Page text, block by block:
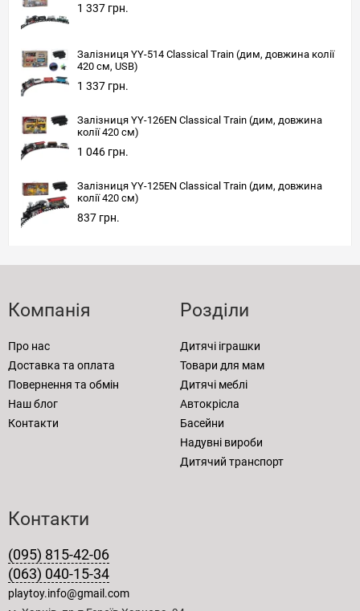
1 337 грн.
Залізниця YY-514 Classical Train (дим, довжина колії
420 см, USB)
1 337 грн.
Залізниця YY-126EN Classical Train (дим, довжина
колії 420 см)
1 046 грн.
Залізниця YY-125EN Classical Train (дим, довжина
колії 420 см)
837 грн.
Компанія
Про нас
Доставка та оплата
Повернення та обмін
Наш блог
Контакти
Розділи
Дитячі іграшки
Товари для мам
Дитячі меблі
Автокрісла
Басейни
Надувні вироби
Дитячий транспорт
Контакти
(095) 815-42-06
(063) 040-15-34
playtoy.info@gmail.com